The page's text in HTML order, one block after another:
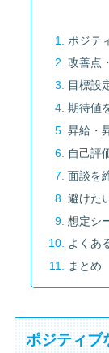
ポジテ
改善点
目標設
期待値
昇給・
自己評
面談を
避けた
想定シ
よくあ
まとめ
ポジティブ